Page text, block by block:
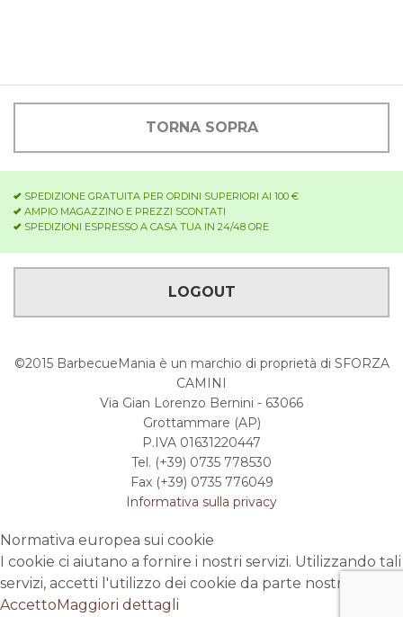
TORNA SOPRA
SPEDIZIONE GRATUITA PER ORDINI SUPERIORI AI 100 €
AMPIO MAGAZZINO E PREZZI SCONTATI
SPEDIZIONI ESPRESSO A CASA TUA IN 24/48 ORE
LOGOUT
©2015 BarbecueMania è un marchio di proprietà di SFORZA
CAMINI
Via Gian Lorenzo Bernini - 63066
Grottammare (AP)
P.IVA 01631220447
Tel. (+39) 0735 778530
Fax (+39) 0735 776049
Informativa sulla privacy
Normativa europea sui cookie
I cookie ci aiutano a fornire i nostri servizi. Utilizzando tali
servizi, accetti l'utilizzo dei cookie da parte nostra.
AccettoMaggiori dettagli